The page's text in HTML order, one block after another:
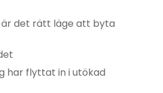
det rätt läge att byta
har flyttat in i utökad